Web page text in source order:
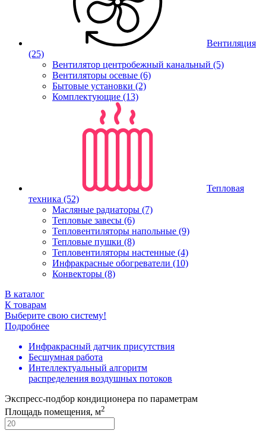
Вентиляция
(25)
Вентилятор центробежный канальный (5)
Вентиляторы осевые (6)
Бытовые установки (2)
Комплектующие (13)
Тепловая
техника (52)
Масляные радиаторы (7)
Тепловые завесы (6)
Тепловентиляторы напольные (9)
Тепловые пушки (8)
Тепловентиляторы настенные (4)
Инфракрасные обогреватели (10)
Конвекторы (8)
В каталог
К товарам
Выберите свою систему!
Подробнее
Инфракрасный датчик присутствия
Бесшумная работа
Интеллектуальный алгоритм
распределения воздушных потоков
Экспресс-подбор кондиционера по параметрам
Площадь помещения, м2